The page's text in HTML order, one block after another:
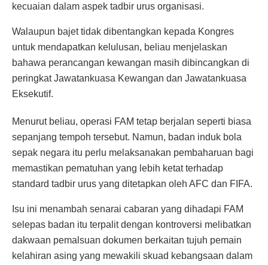
kecuaian dalam aspek tadbir urus organisasi.
Walaupun bajet tidak dibentangkan kepada Kongres
untuk mendapatkan kelulusan, beliau menjelaskan
bahawa perancangan kewangan masih dibincangkan di
peringkat Jawatankuasa Kewangan dan Jawatankuasa
Eksekutif.
Menurut beliau, operasi FAM tetap berjalan seperti biasa
sepanjang tempoh tersebut. Namun, badan induk bola
sepak negara itu perlu melaksanakan pembaharuan bagi
memastikan pematuhan yang lebih ketat terhadap
standard tadbir urus yang ditetapkan oleh AFC dan FIFA.
Isu ini menambah senarai cabaran yang dihadapi FAM
selepas badan itu terpalit dengan kontroversi melibatkan
dakwaan pemalsuan dokumen berkaitan tujuh pemain
kelahiran asing yang mewakili skuad kebangsaan dalam